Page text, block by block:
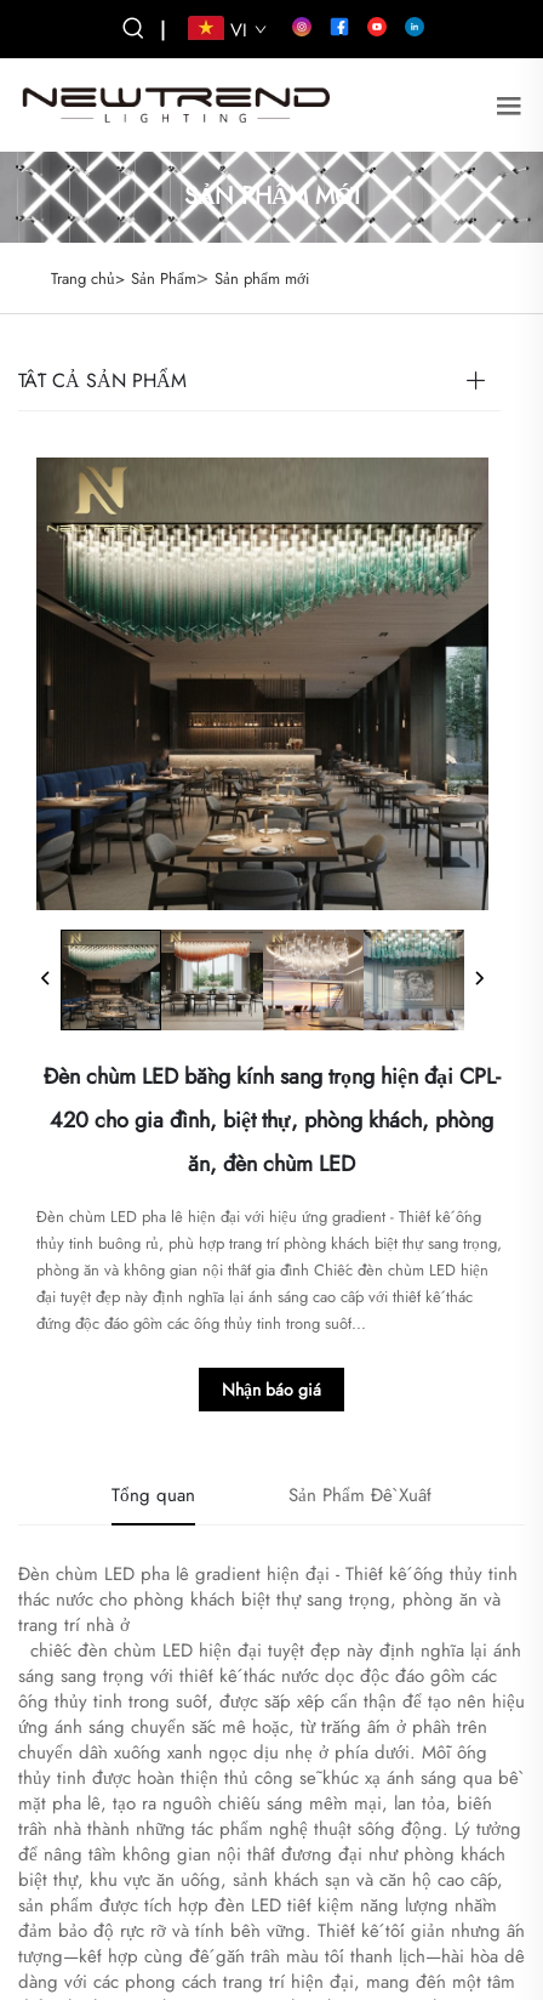
| VI
SẢN PHẨM MỚI
Trang chủ> Sản Phẩm> Sản phẩm mới
TẤT CẢ SẢN PHẨM
Đèn chùm LED bằng kính sang trọng hiện đại CPL-
420 cho gia đình, biệt thự, phòng khách, phòng
ăn, đèn chùm LED
Đèn chùm LED pha lê hiện đại với hiệu ứng gradient - Thiết kế ống
thủy tinh buông rủ, phù hợp trang trí phòng khách biệt thự sang trọng,
phòng ăn và không gian nội thất gia đình​​​ Chiếc đèn chùm LED hiện
đại tuyệt đẹp này định nghĩa lại ánh sáng cao cấp với thiết kế thác
đứng độc đáo gồm các ống thủy tinh trong suốt...
Nhận báo giá
Tổng quan Sản Phẩm Đề Xuất
Đèn chùm LED pha lê gradient hiện đại - Thiết kế ống thủy tinh
thác nước cho phòng khách biệt thự sang trọng, phòng ăn và
trang trí nhà ở
chiếc đèn chùm LED hiện đại tuyệt đẹp này định nghĩa lại ánh
sáng sang trọng với thiết kế thác nước dọc độc đáo gồm các
ống thủy tinh trong suốt, được sắp xếp cẩn thận để tạo nên hiệu
ứng ánh sáng chuyển sắc mê hoặc, từ trắng ấm ở phần trên
chuyển dần xuống xanh ngọc dịu nhẹ ở phía dưới. Mỗi ống
thủy tinh được hoàn thiện thủ công sẽ khúc xạ ánh sáng qua bề
mặt pha lê, tạo ra nguồn chiếu sáng mềm mại, lan tỏa, biến
trần nhà thành những tác phẩm nghệ thuật sống động. Lý tưởng
để nâng tầm không gian nội thất đương đại như phòng khách
biệt thự, khu vực ăn uống, sảnh khách sạn và căn hộ cao cấp,
sản phẩm được tích hợp đèn LED tiết kiệm năng lượng nhằm
đảm bảo độ rực rỡ và tính bền vững. Thiết kế tối giản nhưng ấn
tượng—kết hợp cùng đế gắn trần màu tối thanh lịch—hài hòa dễ
dàng với các phong cách trang trí hiện đại, mang đến một tâm